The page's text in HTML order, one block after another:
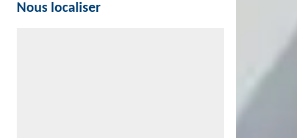
Nous localiser